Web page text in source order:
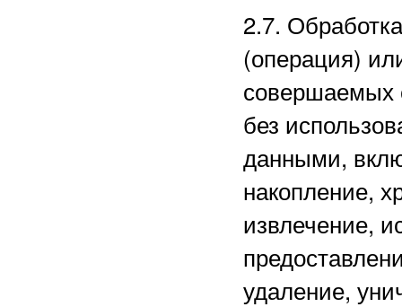
2.7.
(операция)
совершаемых
без
данными,
накопление,
извлечение,
удаление,